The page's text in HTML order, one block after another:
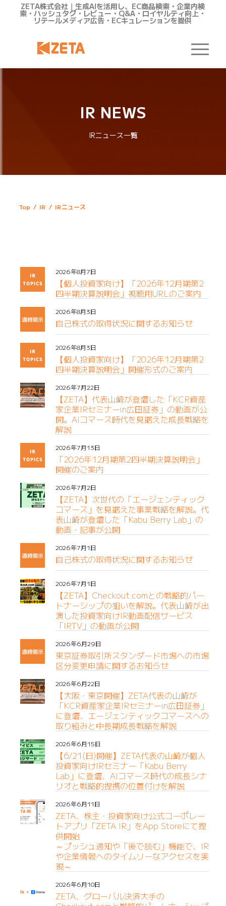
ZETA株式会社｜生成AIを活用し、EC商品検索・企業内検
索・ハッシュタグ・レビュー・Q&A・ロイヤルティ向上・
リテールメディア広告・ECキュレーションを提供
IR NEWS
IRニュース一覧
Top / IR / IRニュース
2026年8月7日
【個人投資家向け】「2026年12月期第2
四半期決算説明会」視聴用URLのご案内
2026年8月3日
自己株式の取得状況に関するお知らせ
2026年8月3日
【個人投資家向け】「2026年12月期第2
四半期決算説明会」開催形式のご案内
2026年7月22日
【ZETA】代表山崎が登壇した「KCR資産
家企業IRセミナーin広田証券」の動画が公
開。AIコマース時代を見据えた成長戦略を
解説
2026年7月13日
「2026年12月期第2四半期決算説明会」
開催のご案内
2026年7月2日
【ZETA】次世代の「エージェンティック
コマース」を見据えた事業戦略を解説。代
表山崎が登壇した「Kabu Berry Lab」の
動画・記事が公開
2026年7月1日
自己株式の取得状況に関するお知らせ
2026年7月1日
【ZETA】Checkout.comとの戦略的パー
トナーシップの狙いを解説。代表山崎が出
演した投資家向けIR動画配信サービス
「IRTV」の動画が公開
2026年6月29日
東京証券取引所スタンダード市場への市場
区分変更申請に関するお知らせ
2026年6月22日
【大阪・東京開催】ZETA代表の山崎が
「KCR資産家企業IRセミナーin広田証券」
に登壇、エージェンティックコマースへの
取り組みと中長期成長戦略を解説
2026年6月15日
【6/21(日)開催】ZETA代表の山崎が個人
投資家向けIRセミナー「Kabu Berry
Lab」に登壇、AIコマース時代の成長シナ
リオと戦略的提携の位置付けを解説
2026年6月11日
ZETA、株主・投資家向け公式コーポレー
トアプリ「ZETA IR」をApp Storeにて提
供開始
～プッシュ通知や「後で読む」機能で、IR
や企業情報へのタイムリーなアクセスを実
現～
2026年6月10日
ZETA、グローバル決済大手の